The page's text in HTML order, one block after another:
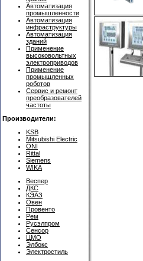
Автоматизация
промышленности
Автоматизация
инфраструктуры
Автоматизация
зданий
Применение
высоковольтных
электроприводов
Применение
промышленных
роботов
Сервис и ремонт
преобразователей
частоты
Производители:
KSB
Mitsubishi Electric
ONI
Rittal
Siemens
WIKA
Веспер
ДКС
КЭАЗ
Овен
Провенто
Рем
Русэлпром
Сенсор
ЦМО
Элбокс
Электростиль